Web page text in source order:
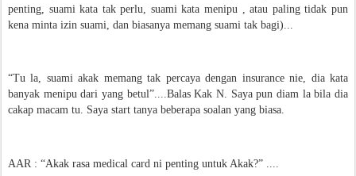
penting, suami kata tak perlu, suami kata menipu , atau paling tidak pun
kena minta izin suami, dan biasanya memang suami tak bagi)...
“Tu la, suami akak memang tak percaya dengan insurance nie, dia kata
banyak menipu dari yang betul”....Balas Kak N. Saya pun diam la bila dia
cakap macam tu. Saya start tanya beberapa soalan yang biasa.
AAR : “Akak rasa medical card ni penting untuk Akak?” ....